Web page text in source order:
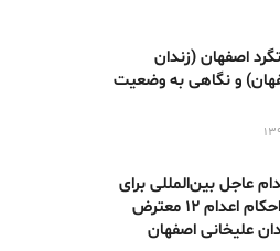
اصفهان (زندان
و نگاهی به وضعیت
عاجل بین‌المللی برای
لغو فوری احکام اعدام ۱۲ معترض
علیخانی اصفهان